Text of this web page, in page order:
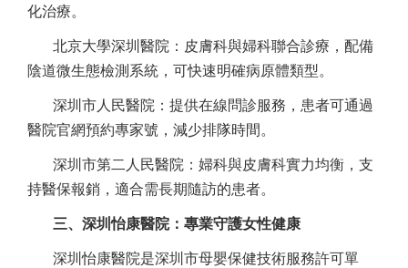
化治療。
北京大學深圳醫院：皮膚科與婦科聯合診療，配備
陰道微生態檢測系統，可快速明確病原體類型。
深圳市人民醫院：提供在線問診服務，患者可通過
醫院官網預約專家號，減少排隊時間。
深圳市第二人民醫院：婦科與皮膚科實力均衡，支
持醫保報銷，適合需長期隨訪的患者。
三、深圳怡康醫院：專業守護女性健康
深圳怡康醫院是深圳市母嬰保健技術服務許可單